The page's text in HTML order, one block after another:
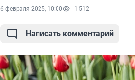
6 февраля 2025, 10:00 1 512
Написать комментарий